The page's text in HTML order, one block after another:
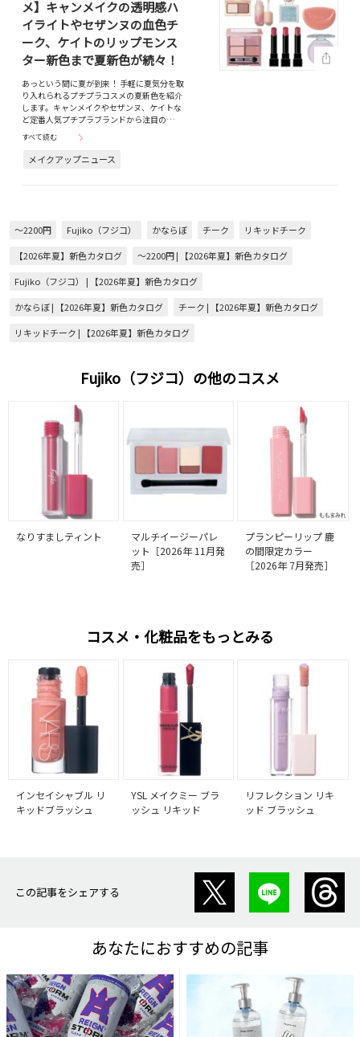
メ】キャンメイクの透明感ハ
イライトやセザンヌの血色チ
ーク、ケイトのリップモンス
ター新色まで夏新色が続々！
あっという間に夏が到来！ 手軽に夏気分を取
り入れられるプチプラコスメの夏新色を紹介
します。キャンメイクやセザンヌ、ケイトな
ど定番人気プチプラブランドから注目の…
すべて読む
メイクアップニュース
～2200円 Fujiko（フジコ） かならぼ チーク
リキッドチーク
【2026年夏】新色カタログ
～2200円 | 【2026年夏】新色カタログ
Fujiko（フジコ） | 【2026年夏】新色カタログ
かならぼ | 【2026年夏】新色カタログ
チーク | 【2026年夏】新色カタログ
リキッドチーク | 【2026年夏】新色カタログ
Fujiko（フジコ）の他のコスメ
なりすましティント
マルチイージーパレ
ット［2026年 11月発
売］
プランピーリップ 鹿
の間限定カラー
［2026年 7月発売］
コスメ・化粧品をもっとみる
インセイシャブル リ
キッドブラッシュ
YSL メイクミー ブラ
ッシュ リキッド
リフレクション リキ
ッド ブラッシュ
この記事をシェアする
あなたにおすすめの記事